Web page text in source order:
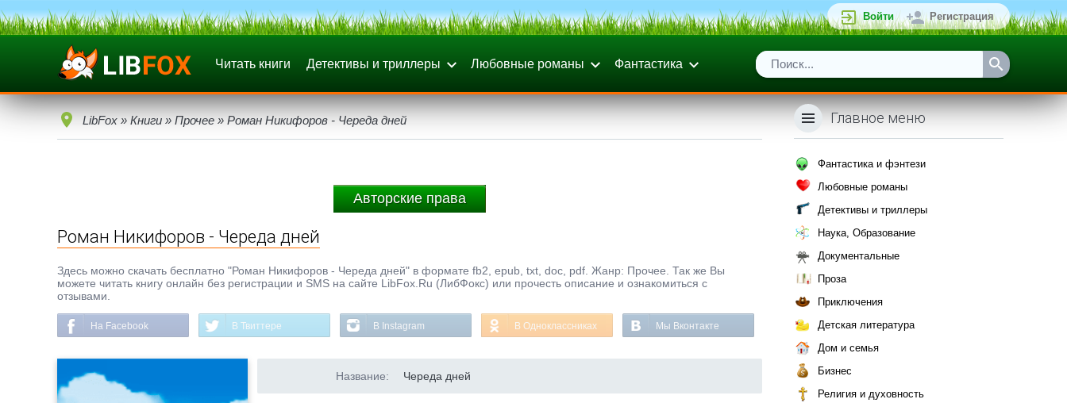
Войти Регистрация
Читать книги Детективы и триллеры Любовные романы Фантастика
LibFox » Книги » Прочее » Роман Никифоров - Череда дней
Авторские права
Роман Никифоров - Череда дней
Здесь можно скачать бесплатно "Роман Никифоров - Череда дней" в формате fb2, epub, txt, doc, pdf. Жанр: Прочее. Так же Вы
можете читать книгу онлайн без регистрации и SMS на сайте LibFox.Ru (ЛибФокс) или прочесть описание и ознакомиться с
отзывами.
На Facebook В Твиттере В Instagram В Одноклассниках Мы Вконтакте
Название: Череда дней
Главное меню
Фантастика и фэнтези
Любовные романы
Детективы и триллеры
Наука, Образование
Документальные
Проза
Приключения
Детская литература
Дом и семья
Бизнес
Религия и духовность